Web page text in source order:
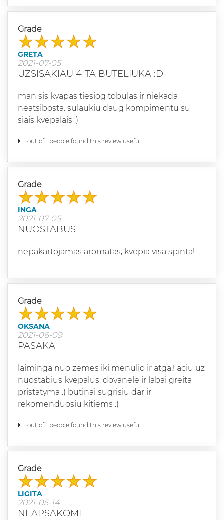
Grade
GRETA
2021-07-05
UZSISAKIAU 4-TA BUTELIUKA :D
man sis kvapas tiesiog tobulas ir niekada
neatsibosta. sulaukiu daug kompimentu su
siais kvepalais :)
1 out of 1 people found this review useful.
Grade
INGA
2021-07-05
NUOSTABUS
nepakartojamas aromatas, kvepia visa spinta!
Grade
OKSANA
2021-06-09
PASAKA
laiminga nuo zemes iki menulio ir atga;! aciu uz
nuostabius kvepalus, dovanele ir labai greita
pristatyma :) butinai sugrisiu dar ir
rekomenduosiu kitiems :)
1 out of 1 people found this review useful.
Grade
LIGITA
2021-05-14
NEAPSAKOMI